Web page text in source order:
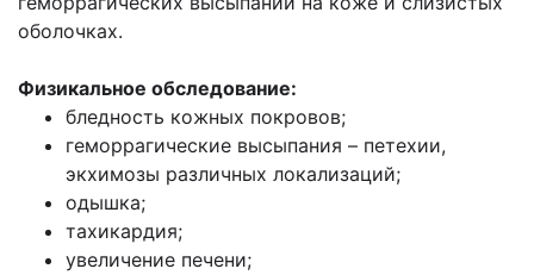
оболочках.
Физикальное обследование:
бледность кожных покровов;
геморрагические высыпания – петехии,
экхимозы различных локализаций;
одышка;
тахикардия;
увеличение печени;